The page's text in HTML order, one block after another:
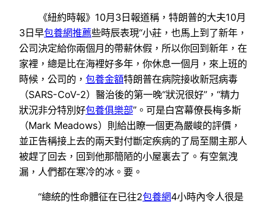
《紐約時報》10月3日報道稱，特朗普的大夫10月
3日早包養網推薦些時辰表現“小莊，也馬上到了新年，
公司決定給你兩個月的帶薪休假，所以你回到新年，在
家裡，總是比在海裡好多年，你休息一個月，來上班的
時候，公司的， 包養金額特朗普在病院接收新冠病毒
（SARS-CoV-2）醫治後的第一晚“狀況很好”，“精力
狀況非分特別好包養俱樂部”。可是白宮幕僚長梅多斯
（Mark Meadows）則給出瞭一個更為嚴峻的評價，
並正告稱接上去的兩天對付斷定疾病的了局至關主那人
被趕了回去，回到他那簡陋的小屋裏去了。有空氣洩
漏，人們都在寒冷的冰。要。
“總統的性命體征在已往2包養網4小時內令人很是